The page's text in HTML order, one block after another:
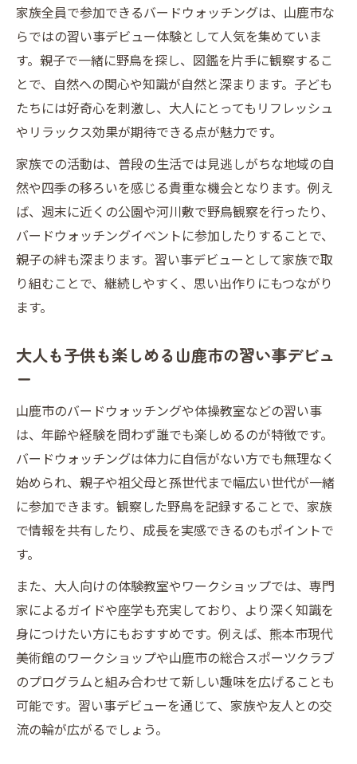
家族全員で参加できるバードウォッチングは、山鹿市な
らではの習い事デビュー体験として人気を集めていま
す。親子で一緒に野鳥を探し、図鑑を片手に観察するこ
とで、自然への関心や知識が自然と深まります。子ども
たちには好奇心を刺激し、大人にとってもリフレッシュ
やリラックス効果が期待できる点が魅力です。
家族での活動は、普段の生活では見逃しがちな地域の自
然や四季の移ろいを感じる貴重な機会となります。例え
ば、週末に近くの公園や河川敷で野鳥観察を行ったり、
バードウォッチングイベントに参加したりすることで、
親子の絆も深まります。習い事デビューとして家族で取
り組むことで、継続しやすく、思い出作りにもつながり
ます。
大人も子供も楽しめる山鹿市の習い事デビュ
ー
山鹿市のバードウォッチングや体操教室などの習い事
は、年齢や経験を問わず誰でも楽しめるのが特徴です。
バードウォッチングは体力に自信がない方でも無理なく
始められ、親子や祖父母と孫世代まで幅広い世代が一緒
に参加できます。観察した野鳥を記録することで、家族
で情報を共有したり、成長を実感できるのもポイントで
す。
また、大人向けの体験教室やワークショップでは、専門
家によるガイドや座学も充実しており、より深く知識を
身につけたい方にもおすすめです。例えば、熊本市現代
美術館のワークショップや山鹿市の総合スポーツクラブ
のプログラムと組み合わせて新しい趣味を広げることも
可能です。習い事デビューを通じて、家族や友人との交
流の輪が広がるでしょう。